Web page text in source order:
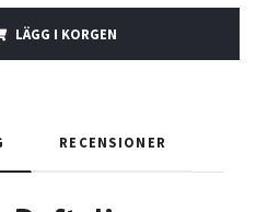
LÄGG I KORGEN
RECENSIONER